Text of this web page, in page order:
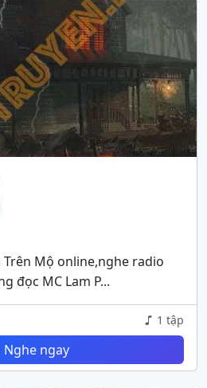
Trên Mộ online,nghe radio
đọc MC Lam P...
1 tập
Nghe ngay